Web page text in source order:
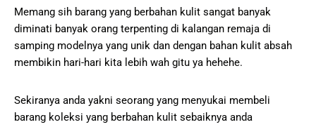
Memang sih barang yang berbahan kulit sangat banyak
diminati banyak orang terpenting di kalangan remaja di
samping modelnya yang unik dan dengan bahan kulit absah
membikin hari-hari kita lebih wah gitu ya hehehe.
Sekiranya anda yakni seorang yang menyukai membeli
barang koleksi yang berbahan kulit sebaiknya anda